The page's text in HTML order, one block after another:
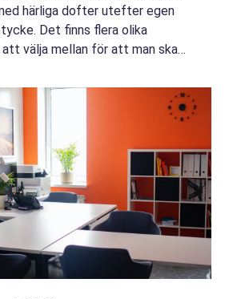
härliga dofter utefter egen
Det finns flera olika
välja mellan för att man ska